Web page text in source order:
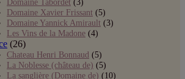
Domaine Xavier Frissant (5)
Domaine Yannick Amirault (3)
Les Vins de la Madone (4)
(26)
Chateau Henri Bonnaud (5)
La Noblesse (château de) (5)
La sanglière (Domaine de) (10)